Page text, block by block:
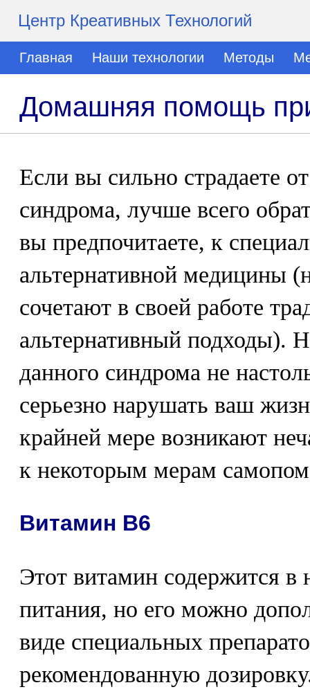
Центр Креативных Технологий
Главная Наши технологии Методы
Домашняя помощь
Если вы сильно страдаете
синдрома, лучше всего
вы предпочитаете, к
альтернативной медицины
сочетают в своей работе
альтернативный подходы).
данного синдрома не
серьезно нарушать ваш
крайней мере возникают
к некоторым мерам
Витамин В6
Этот витамин содержится в
питания, но его можно
виде специальных
рекомендованную